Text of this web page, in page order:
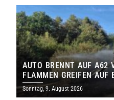
AUTO BRENNT AUF A62
FLAMMEN GREIFEN AUF
Sonntag, 9. August 2026